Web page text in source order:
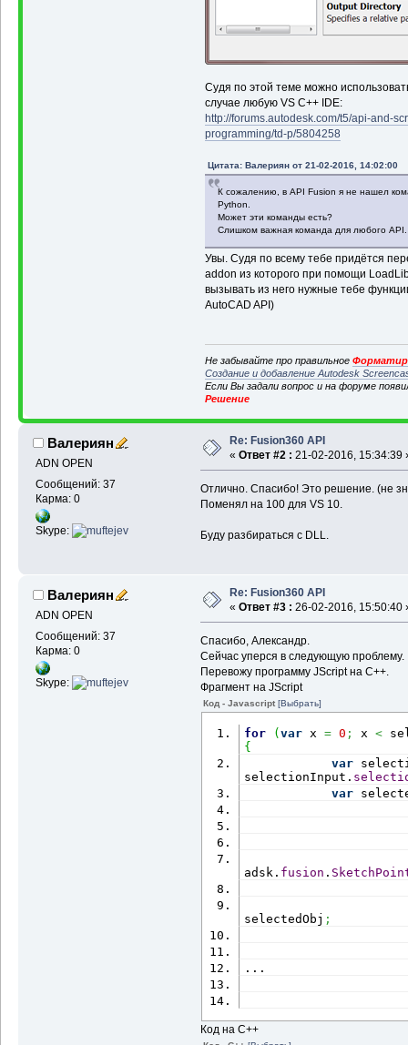
Судя по этой теме можно
случае любую VS C++ IDE:
http://forums.autodesk.com/t5/api-and-
programming/td-p/5804258
Цитата: Валериян от 21-02-2016, 14:02:00
К сожалению, в API Fusion я не нашел
Python.
Может эти команды есть?
Слишком важная команда для любого API.
Увы. Судя по всему тебе придётся
addon из которого при помощи
вызывать из него нужные тебе
AutoCAD API)
Не забывайте про правильное
Создание и добавление Autodesk
Если Вы задали вопрос и на форуме
Решение
Валериян
ADN OPEN
Сообщений: 37
Карма: 0
Skype:
Re: Fusion360 API
« Ответ #2 : 21-02-2016, 15:34:39
Отлично. Спасибо! Это решение. (не
Поменял на 100 для VS 10.
Буду разбираться с DLL.
Валериян
ADN OPEN
Сообщений: 37
Карма: 0
Skype:
Re: Fusion360 API
« Ответ #3 : 26-02-2016, 15:50:40
Спасибо, Александр.
Сейчас уперся в следующую проблему.
Перевожу программу JScript на С++.
Фрагмент на JScript
Код - Javascript [Выбрать]
for (var x = 0 ; x <
{
var
selectionInput.
var
adsk. fusion .
selectedObj ;
...
Код на С++